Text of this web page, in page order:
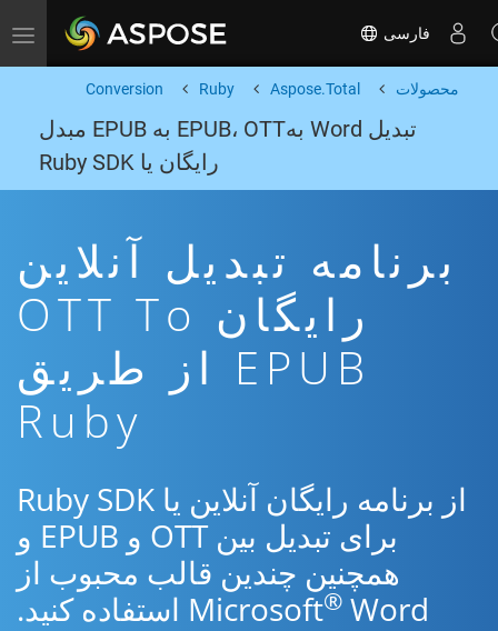
Toggle navigation فارسی
محصولات Aspose.Total
Ruby
Conversion
تبدیل Word بهEPUB، OTT به EPUB مبدل
رایگان یا Ruby SDK
برنامه تبدیل آنلاین
رایگان OTT To
EPUB از طریق
Ruby
از برنامه رایگان آنلاین یا Ruby SDK
برای تبدیل بین OTT و EPUB و
همچنین چندین قالب محبوب از
Microsoft® Word استفاده کنید.